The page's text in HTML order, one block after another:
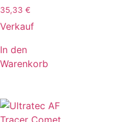
35,33 €
Verkauf
In den
Warenkorb